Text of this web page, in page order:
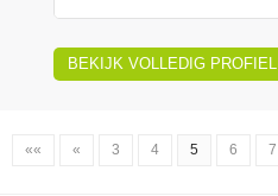
BEKIJK VOLLEDIG PROFIEL
«« « 3 4 5 6 7